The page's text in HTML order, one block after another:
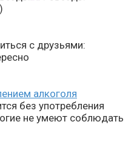
с друзьями:
алкоголя
без употребления
не умеют соблюдать